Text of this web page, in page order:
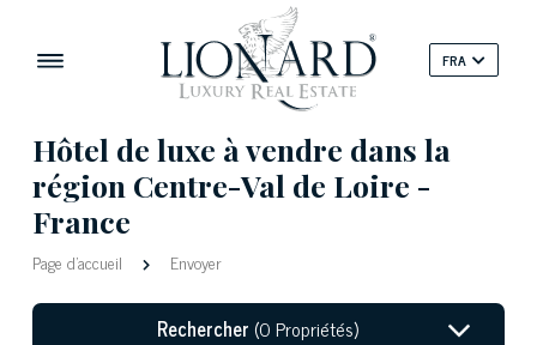
FRA
Hôtel de luxe à vendre dans la
région Centre-Val de Loire -
France
Page d'accueil Envoyer
Rechercher (0 Propriétés)